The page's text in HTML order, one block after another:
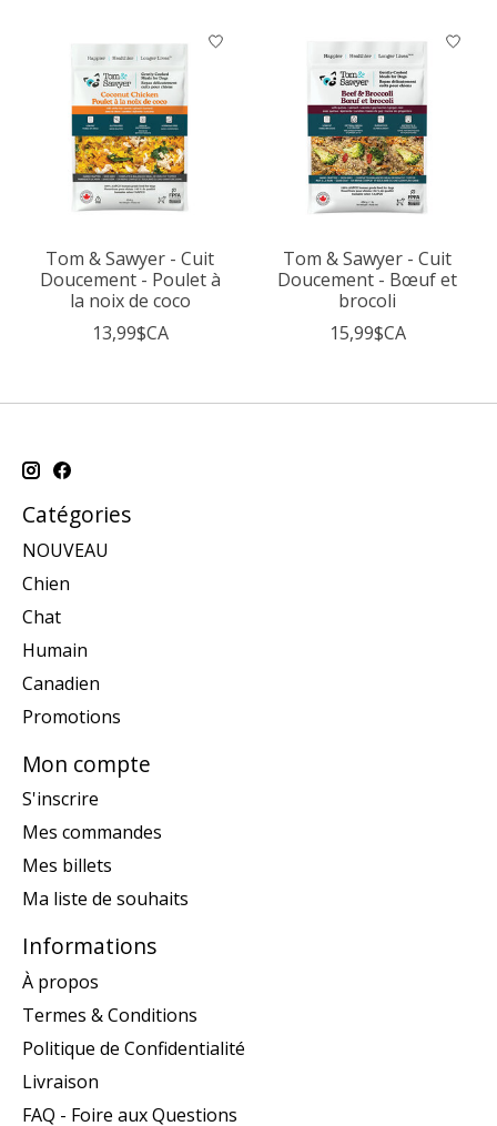
Articles du carrousel de produits
Tom & Sawyer - Cuit
Doucement - Poulet à
la noix de coco
13,99$CA
Tom & Sawyer - Cuit
Doucement - Bœuf et
brocoli
15,99$CA
Catégories
NOUVEAU
Chien
Chat
Humain
Canadien
Promotions
Mon compte
S'inscrire
Mes commandes
Mes billets
Ma liste de souhaits
Informations
À propos
Termes & Conditions
Politique de Confidentialité
Livraison
FAQ - Foire aux Questions